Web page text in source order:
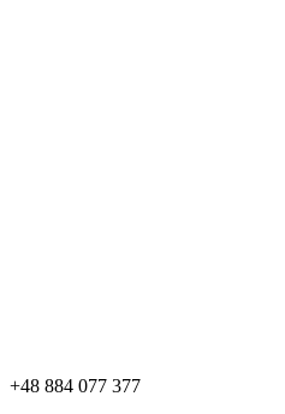
+48 884 077 377